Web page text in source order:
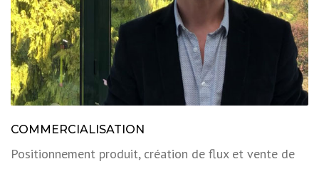
COMMERCIALISATION
Positionnement produit, création de flux et vente de